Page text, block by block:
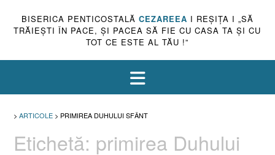
BISERICA PENTICOSTALĂ CEZAREEA I REŞIŢA I „SĂ
TRĂIEŞTI ÎN PACE, ŞI PACEA SĂ FIE CU CASA TA ŞI CU
TOT CE ESTE AL TĂU !”
> ARTICOLE > PRIMIREA DUHULUI SFÂNT
Etichetă: primirea Duhului